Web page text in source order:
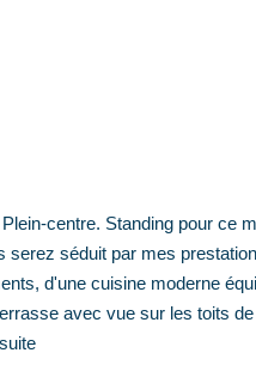
centre. Standing pour ce
serez séduit par mes
d'une cuisine moderne
avec vue sur les toits